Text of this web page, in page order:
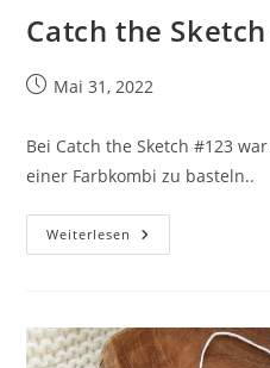
Catch the
BeitragMai 31, 2022
Bei Catch the Sketch #123
einer Farbkombi zu basteln..
Weiterlesen Catch
The